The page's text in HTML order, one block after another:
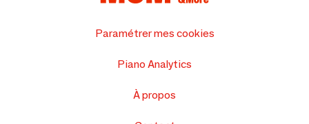
Paramétrer mes cookies
Piano Analytics
À propos